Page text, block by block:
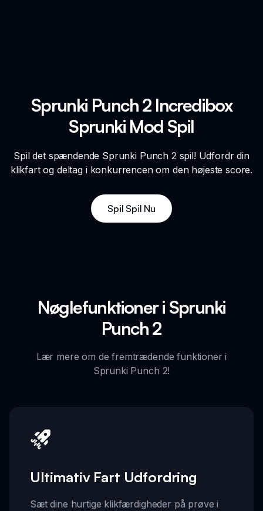
Sprunki Punch 2 Incredibox
Sprunki Mod Spil
Spil det spændende Sprunki Punch 2 spil! Udfordr din
klikfart og deltag i konkurrencen om den højeste score.
Spil Spil Nu
Nøglefunktioner i Sprunki
Punch 2
Lær mere om de fremtrædende funktioner i
Sprunki Punch 2!
Ultimativ Fart Udfordring
Sæt dine hurtige klikfærdigheder på prøve i